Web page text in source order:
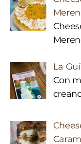
La
Con